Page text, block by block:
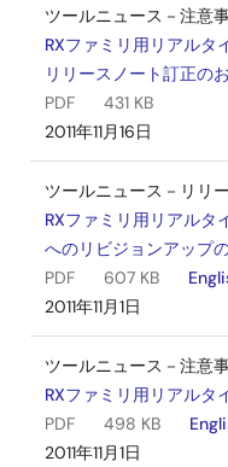
ツールニュース－注意
RXファミリ用リアルタ
リリースノート訂正の
PDF
431 KB
2011年11月16日
ツールニュース－リリ
RXファミリ用リアルタ
へのリビジョンアップ
PDF
607 KB
2011年11月1日
ツールニュース－注意
RXファミリ用リアル
PDF
498 KB
2011年11月1日